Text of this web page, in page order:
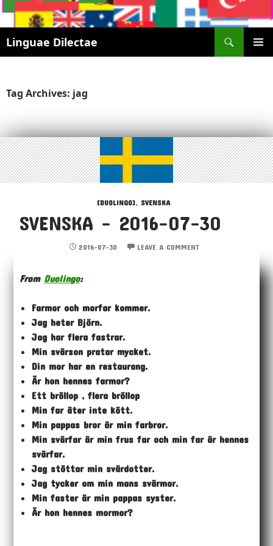
Linguae Dilectae
SKIP
Tag Archives: jag
[DUOLINGO], SVENSKA
SVENSKA – 2016-07-30
2016-07-30 LEAVE A COMMENT
From Duolingo:
Farmor och morfar kommer.
Jag heter Björn.
Jag har flera fastrar.
Min svärson pratar mycket.
Din mor har en restaurang.
Är hon hennes farmor?
Ett bröllop , flera bröllop
Min far äter inte kött.
Min pappas bror är min farbror.
Min svärfar är min frus far och min far är hennes
svärfar.
Jag stöttar min svärdotter.
Jag tycker om min mans svärmor.
Min faster är min pappas syster.
Är hon hennes mormor?